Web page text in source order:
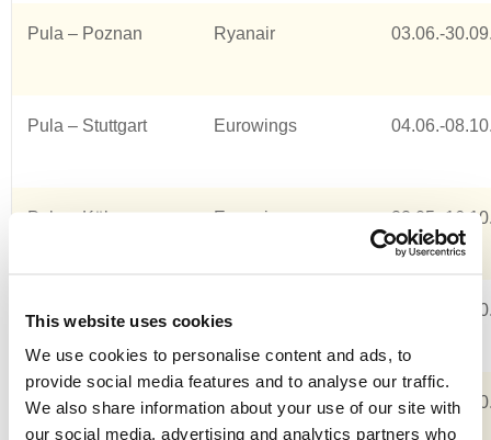
This website uses cookies
We use cookies to personalise content and ads, to
provide social media features and to analyse our traffic.
We also share information about your use of our site with
our social media, advertising and analytics partners who
Pula – Poznan Ryanair 03.06.-
Pula – Stuttgart Eurowings 04.06.-
Pula – Köln Eurowings 22.05.-
07.05.-
Pula – Zurich Edelweiss 28.05.-